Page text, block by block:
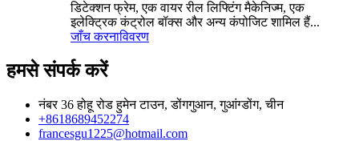
डिटेक्शन फ्रेम, एक वायर रील लिफ्टिंग मैकेनिज्म, एक
इलेक्ट्रिक कंट्रोल बॉक्स और अन्य कंपोजिट शामिल हैं...
जाँच करनाविवरण
हमसे संपर्क करें
नंबर 36 होहू रोड हुमेन टाउन, डोंगगुआन, गुआंग्डोंग, चीन
+8618689452274
francesgu1225@hotmail.com